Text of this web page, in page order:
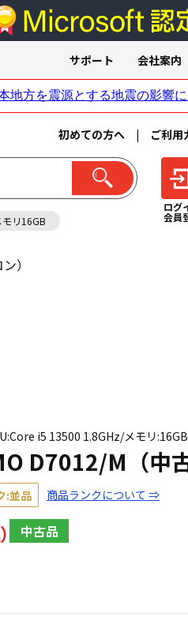
初めての方へ | ご利用
モリ16GB
ログ
会員
サポート 会社案内
）
i5 13500 1.8GHz/メモリ
D7012/M（中
:並品 商品ランクについて ⇒
中古品